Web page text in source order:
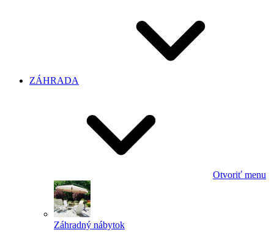
ZÁHRADA
Otvoriť menu
Záhradný nábytok